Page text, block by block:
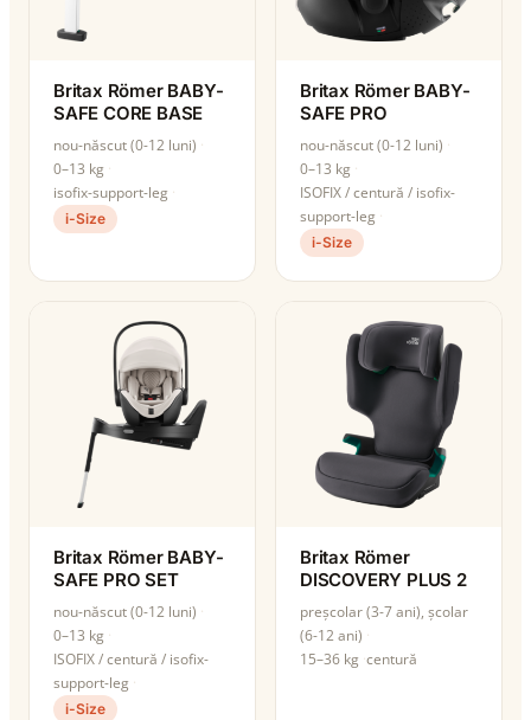
Britax Römer BABY-
SAFE CORE BASE
nou-născut (0-12 luni)
0–13 kg
isofix-support-leg
i-Size
Britax Römer BABY-
SAFE PRO
nou-născut (0-12 luni)
0–13 kg
ISOFIX / centură / isofix-
support-leg
i-Size
Britax Römer BABY-
SAFE PRO SET
nou-născut (0-12 luni)
0–13 kg
ISOFIX / centură / isofix-
support-leg
i-Size
Britax Römer
DISCOVERY PLUS 2
preșcolar (3-7 ani), școlar
(6-12 ani)
15–36 kg centură